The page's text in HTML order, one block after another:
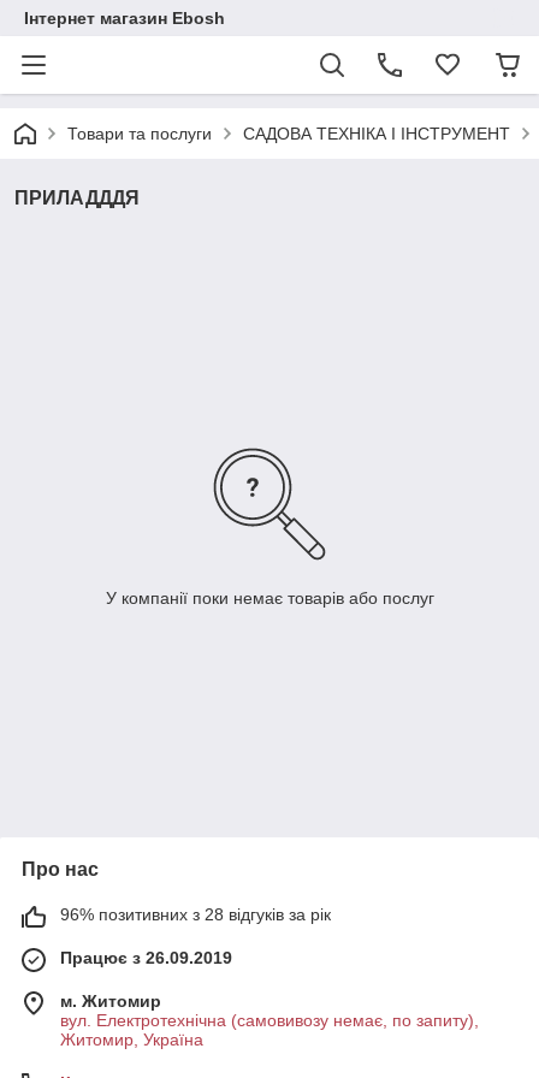
Інтернет магазин Ebosh
Товари та послуги САДОВА ТЕХНІКА І ІНСТРУМЕНТ
ПРИЛАДДДЯ
У компанії поки немає товарів або послуг
Про нас
96% позитивних з 28 відгуків за рік
Працює з 26.09.2019
м. Житомир
вул. Електротехнічна (самовивозу немає, по запиту),
Житомир, Україна